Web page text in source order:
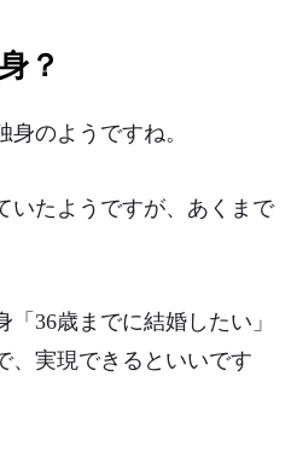
？
身のようですね。
いたようですが、あくまで
「36歳までに結婚したい」
、実現できるといいです